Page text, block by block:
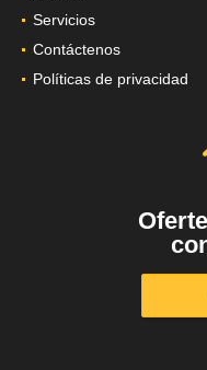
Servicios
Contáctenos
Políticas de privacidad